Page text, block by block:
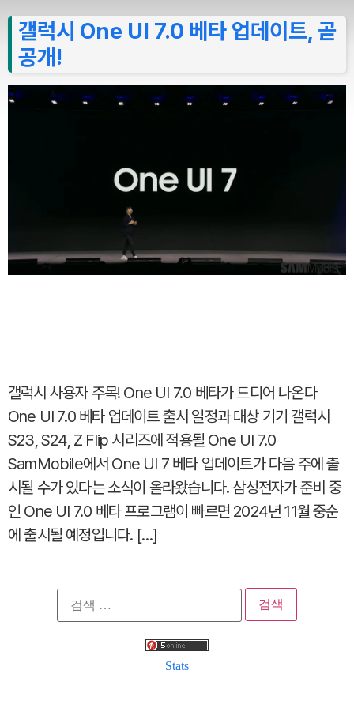
갤럭시 One UI 7.0 베타 업데이트, 곧
공개!
갤럭시 사용자 주목! One UI 7.0 베타가 드디어 나온다
One UI 7.0 베타 업데이트 출시 일정과 대상 기기 갤럭시
S23, S24, Z Flip 시리즈에 적용될 One UI 7.0
SamMobile에서 One UI 7 베타 업데이트가 다음 주에 출
시될 수가 있다는 소식이 올라왔습니다. 삼성전자가 준비 중
인 One UI 7.0 베타 프로그램이 빠르면 2024년 11월 중순
에 출시될 예정입니다. […]
검
색:
Stats